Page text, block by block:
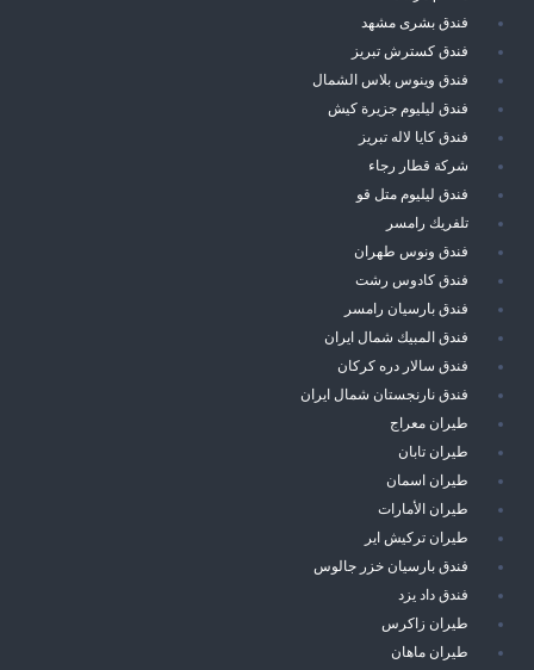
فندق بشرى مشهد
فندق كسترش تبريز
فندق وينوس بلاس الشمال
فندق ليليوم جزيرة كيش
فندق كايا لاله تبريز
شركة قطار رجاء
فندق ليليوم متل قو
تلفريك رامسر
فندق ونوس طهران
فندق كادوس رشت
فندق بارسيان رامسر
فندق المبيك شمال ايران
فندق سالار دره كركان
فندق نارنجستان شمال ايران
طيران معراج
طيران تابان
طيران اسمان
طيران الأمارات
طيران تركيش اير
فندق بارسيان خزر جالوس
فندق داد يزد
طيران زاكرس
طيران ماهان